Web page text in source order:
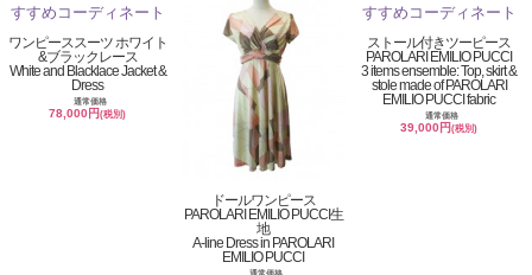
ワンピーススーツ ホワイト
&ブラックレース
White and Blacklace Jacket &
Dress
通常価格
78,000円(税別)
ドールワンピース
PAROLARI EMILIO PUCCI生
地
A-line Dress in PAROLARI
EMILIO PUCCI
ストール付きツーピース
PAROLARI EMILIO PUCCI
3 items ensemble: Top, skirt &
stole made of PAROLARI
EMILIO PUCCI fabric
通常価格
39,000円(税別)